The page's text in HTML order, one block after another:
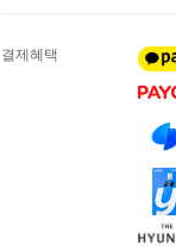
결제혜택